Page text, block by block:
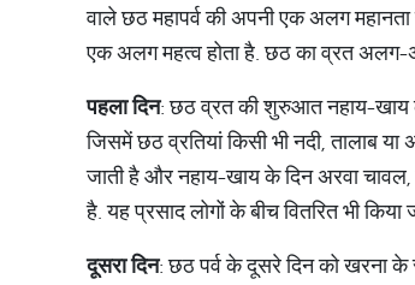
वाले छठ महापर्व की अपनी एक अलग
एक अलग महत्व होता है. छठ का व्रत
पहलादिन: छठ व्रत की शुरुआत नहाय-खाय के
जिसमें छठ व्रतियां किसी भी नदी, तालाब
जाती है और नहाय-खाय के दिन अरवा चावल,
है. यह प्रसाद लोगों के बीच वितरित भी
दूसरादिन: छठ पर्व के दूसरे दिन को खरना के